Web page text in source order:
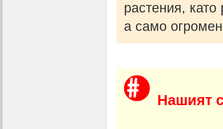
растения,
а само
Нашият